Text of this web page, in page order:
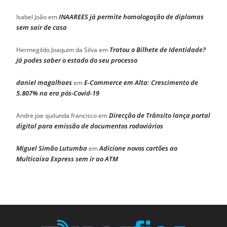
Isabel JoãoemINAAREES já permite homologação de diplomas
sem sair de casa
Hermegildo Joaquim da Silva em Tratou o Bilhete de Identidade?
Já podes saber o estado do seu processo
daniel magalhaesemE-Commerce em Alta: Crescimento de
5.807% na era pós-Covid-19
Andre joe quilunda franciscoemDirecção de Trânsito lança portal
digital para emissão de documentos rodoviários
Miguel Simão LutumbaemAdicione novos cartões ao
Multicaixa Express sem ir ao ATM